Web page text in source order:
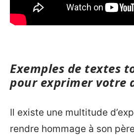
Exemples de textes
pour exprimer votre
Il existe une multitude
rendre hommage à son